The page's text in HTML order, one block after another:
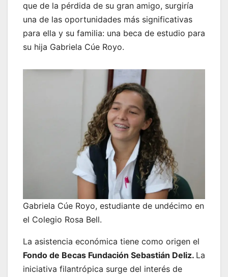
que de la pérdida de su gran amigo, surgiría
una de las oportunidades más significativas
para ella y su familia: una beca de estudio para
su hija Gabriela Cúe Royo.
Gabriela Cúe Royo, estudiante de undécimo en
el Colegio Rosa Bell.
La asistencia económica tiene como origen el
Fondo de Becas Fundación Sebastián Deliz. La
iniciativa filantrópica surge del interés de